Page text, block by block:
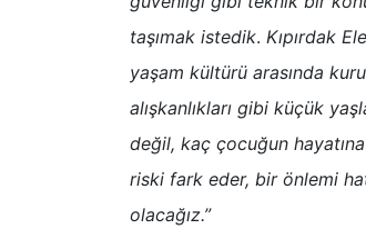
taşımak istedik. Kıpırdak
yaşam kültürü arasında
alışkanlıkları gibi küçük
değil, kaç çocuğun
riski fark eder, bir önlemi
olacağız.”